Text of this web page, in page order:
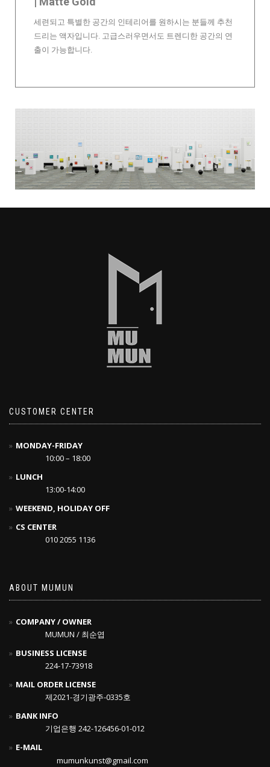
세련되고 특별한 공간의 인테리어를 원하시는 분들께 추천
드리는 액자입니다. 고급스러우면서도 트렌디한 공간의 연
출이 가능합니다.
CUSTOMER CENTER
MONDAY-FRIDAY
10:00 – 18:00
LUNCH
13:00-14:00
WEEKEND, HOLIDAY OFF
CS CENTER
010 2055 1136
ABOUT MUMUN
COMPANY / OWNER
MUMUN / 최순엽
BUSINESS LICENSE
224-17-73918
MAIL ORDER LICENSE
제2021-경기광주-0335호
BANK INFO
기업은행 242-126456-01-012
E-MAIL
mumunkunst@gmail.com